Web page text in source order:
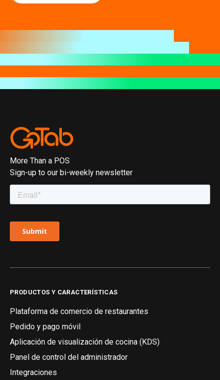
More Than a POS
Sign-up to our bi-weekly newsletter
PRODUCTOS Y CARACTERÍSTICAS
Plataforma de comercio de restaurantes
Pedido y pago móvil
Aplicación de visualización de cocina (KDS)
Panel de control del administrador
Integraciones